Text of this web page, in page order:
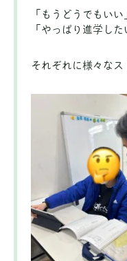
「もうどうでもい
「やっぱり進学し
それぞれに様々なス